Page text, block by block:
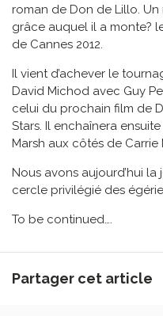
roman de Don de Lillo.
grâce auquel il a monte?
de Cannes 2012.
Il vient d’achever le
David Michod avec Guy
celui du prochain film de
Stars. Il enchaînera
Marsh aux côtés de Carrie
Nous avons aujourd’hui la
cercle privilégié des
To be continued….
Partager cet article